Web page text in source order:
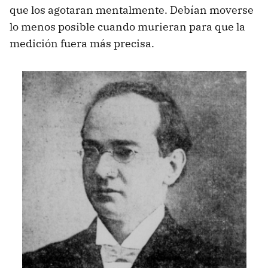
que los agotaran mentalmente. Debían moverse
lo menos posible cuando murieran para que la
medición fuera más precisa.